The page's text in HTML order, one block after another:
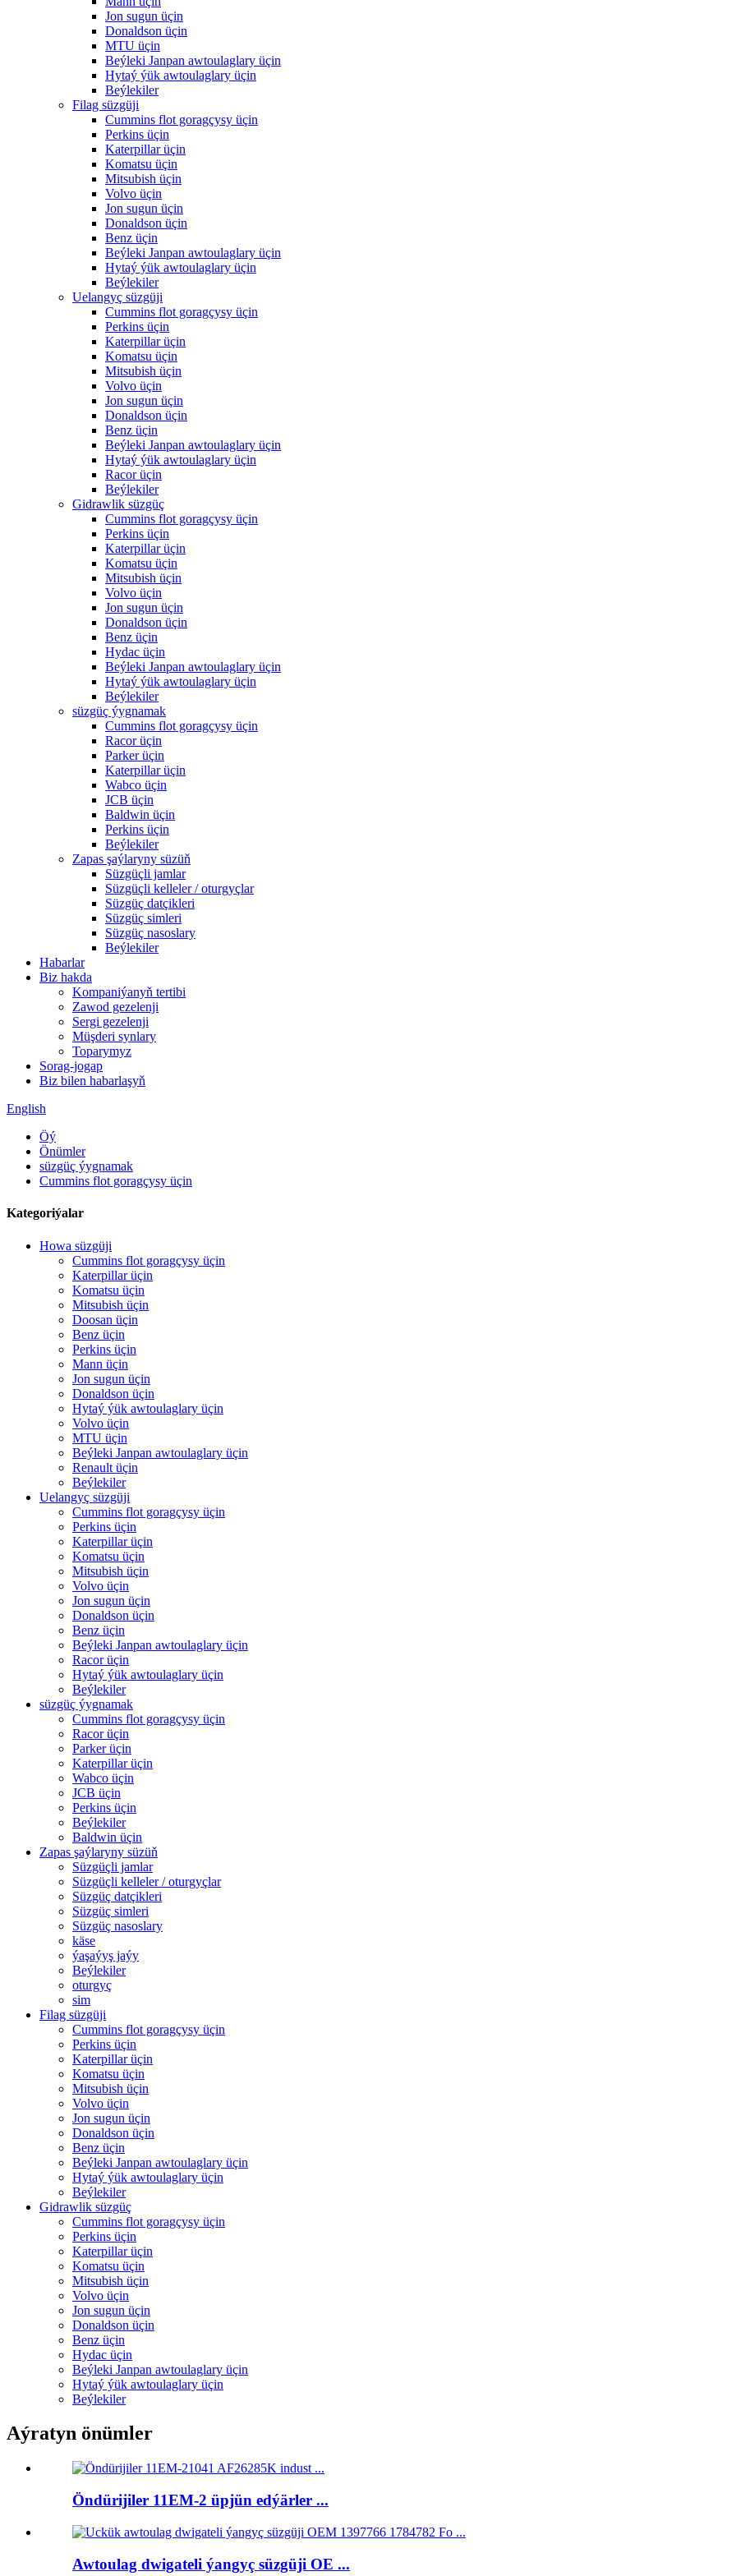
Jon sugun üçin
Donaldson üçin
MTU üçin
Beýleki Janpan awtoulaglary üçin
Hytaý ýük awtoulaglary üçin
Beýlekiler
Filag süzgüji
Cummins flot goragçysy üçin
Perkins üçin
Katerpillar üçin
Komatsu üçin
Mitsubish üçin
Volvo üçin
Jon sugun üçin
Donaldson üçin
Benz üçin
Beýleki Janpan awtoulaglary üçin
Hytaý ýük awtoulaglary üçin
Beýlekiler
Uelangyç süzgüji
Cummins flot goragçysy üçin
Perkins üçin
Katerpillar üçin
Komatsu üçin
Mitsubish üçin
Volvo üçin
Jon sugun üçin
Donaldson üçin
Benz üçin
Beýleki Janpan awtoulaglary üçin
Hytaý ýük awtoulaglary üçin
Racor üçin
Beýlekiler
Gidrawlik süzgüç
Cummins flot goragçysy üçin
Perkins üçin
Katerpillar üçin
Komatsu üçin
Mitsubish üçin
Volvo üçin
Jon sugun üçin
Donaldson üçin
Benz üçin
Hydac üçin
Beýleki Janpan awtoulaglary üçin
Hytaý ýük awtoulaglary üçin
Beýlekiler
süzgüç ýygnamak
Cummins flot goragçysy üçin
Racor üçin
Parker üçin
Katerpillar üçin
Wabco üçin
JCB üçin
Baldwin üçin
Perkins üçin
Beýlekiler
Zapas şaýlaryny süzüň
Süzgüçli jamlar
Süzgüçli kelleler / oturgyçlar
Süzgüç datçikleri
Süzgüç simleri
Süzgüç nasoslary
Beýlekiler
Habarlar
Biz hakda
Kompaniýanyň tertibi
Zawod gezelenji
Sergi gezelenji
Müşderi synlary
Toparymyz
Sorag-jogap
Biz bilen habarlaşyň
English
Öý
Önümler
süzgüç ýygnamak
Cummins flot goragçysy üçin
Kategoriýalar
Howa süzgüji
Cummins flot goragçysy üçin
Katerpillar üçin
Komatsu üçin
Mitsubish üçin
Doosan üçin
Benz üçin
Perkins üçin
Mann üçin
Jon sugun üçin
Donaldson üçin
Hytaý ýük awtoulaglary üçin
Volvo üçin
MTU üçin
Beýleki Janpan awtoulaglary üçin
Renault üçin
Beýlekiler
Uelangyç süzgüji
Cummins flot goragçysy üçin
Perkins üçin
Katerpillar üçin
Komatsu üçin
Mitsubish üçin
Volvo üçin
Jon sugun üçin
Donaldson üçin
Benz üçin
Beýleki Janpan awtoulaglary üçin
Racor üçin
Hytaý ýük awtoulaglary üçin
Beýlekiler
süzgüç ýygnamak
Cummins flot goragçysy üçin
Racor üçin
Parker üçin
Katerpillar üçin
Wabco üçin
JCB üçin
Perkins üçin
Beýlekiler
Baldwin üçin
Zapas şaýlaryny süzüň
Süzgüçli jamlar
Süzgüçli kelleler / oturgyçlar
Süzgüç datçikleri
Süzgüç simleri
Süzgüç nasoslary
käse
ýaşaýyş jaýy
Beýlekiler
oturgyç
sim
Filag süzgüji
Cummins flot goragçysy üçin
Perkins üçin
Katerpillar üçin
Komatsu üçin
Mitsubish üçin
Volvo üçin
Jon sugun üçin
Donaldson üçin
Benz üçin
Beýleki Janpan awtoulaglary üçin
Hytaý ýük awtoulaglary üçin
Beýlekiler
Gidrawlik süzgüç
Cummins flot goragçysy üçin
Perkins üçin
Katerpillar üçin
Komatsu üçin
Mitsubish üçin
Volvo üçin
Jon sugun üçin
Donaldson üçin
Benz üçin
Hydac üçin
Beýleki Janpan awtoulaglary üçin
Hytaý ýük awtoulaglary üçin
Beýlekiler
Aýratyn önümler
Öndürijiler 11EM-2 üpjün edýärler ...
Awtoulag dwigateli ýangyç süzgüji OE ...